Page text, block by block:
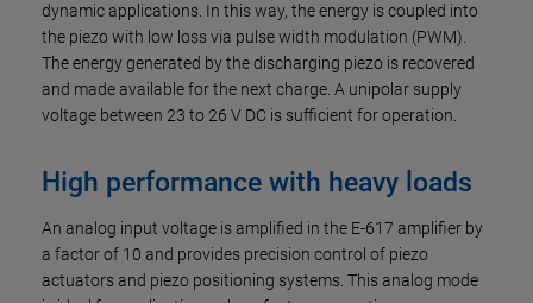
dynamic applications. In this way, the energy is coupled into
the piezo with low loss via pulse width modulation (PWM).
The energy generated by the discharging piezo is recovered
and made available for the next charge. A unipolar supply
voltage between 23 to 26 V DC is sufficient for operation.
High performance with heavy loads
An analog input voltage is amplified in the E-617 amplifier by
a factor of 10 and provides precision control of piezo
actuators and piezo positioning systems. This analog mode